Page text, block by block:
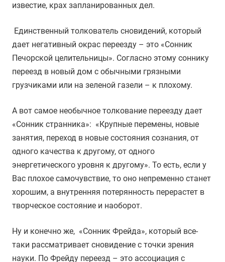
известие, крах запланированных дел.
Единственный толкователь сновидений, который
дает негативный окрас переезду – это «Сонник
Печорской целительницы». Согласно этому соннику
переезд в новый дом с обычными грязными
грузчиками или на зеленой газели – к плохому.
А вот самое необычное толкование переезду дает
«Сонник странника»: «Крупные перемены, новые
занятия, переход в новые состояния сознания, от
одного качества к другому, от одного
энергетического уровня к другому». То есть, если у
Вас плохое самочувствие, то оно непременно станет
хорошим, а внутренняя потерянность перерастет в
творческое состояние и наоборот.
Ну и конечно же, «Сонник Фрейда», который все-
таки рассматривает сновидение с точки зрения
науки. По Фрейду переезд – это ассоциация с